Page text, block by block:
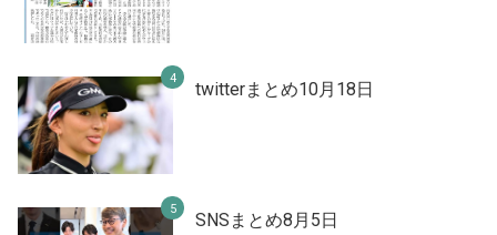
twitterまとめ10月18日
SNSまとめ8月5日